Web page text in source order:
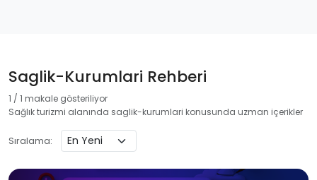
Saglik-Kurumlari Rehberi
1 / 1 makale gösteriliyor
Sağlık turizmi alanında saglik-kurumlari konusunda uzman içerikler
Sıralama: